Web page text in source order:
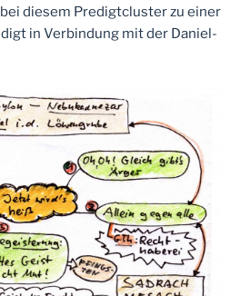
diesem Predigtcluster zu einer
in Verbindung mit der Daniel-